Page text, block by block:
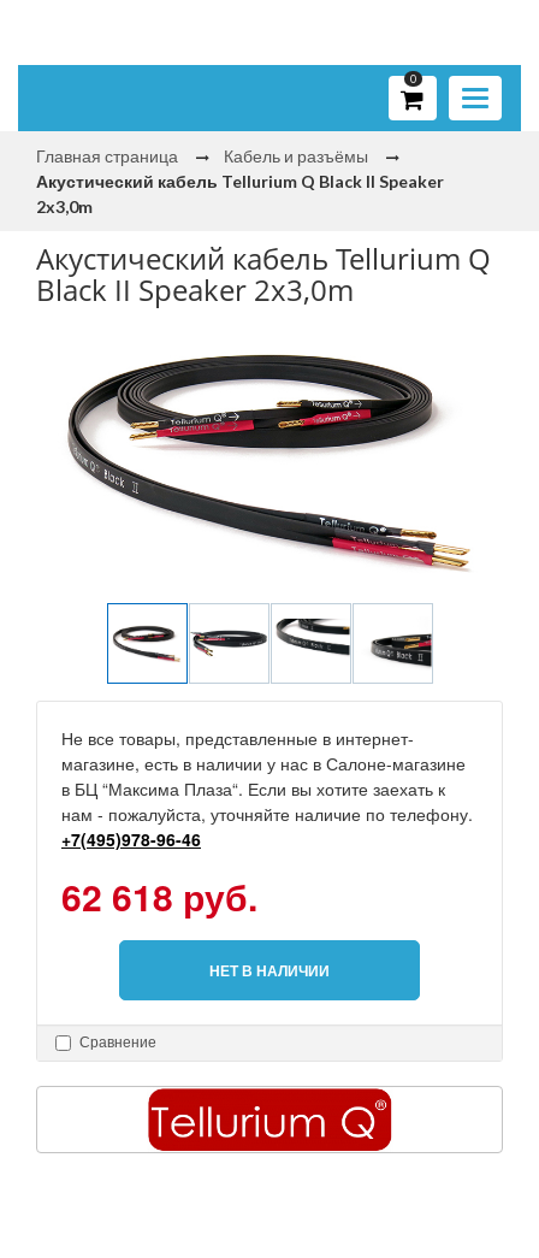
Toggle
0
Главная страница
Кабель и разъёмы
Акустический кабель Tellurium Q Black II Speaker
2x3,0m
Акустический кабель Tellurium Q
Black II Speaker 2x3,0m
Не все товары, представленные в интернет-
магазине, есть в наличии у нас в Салоне-магазине
в БЦ “Максима Плаза“. Если вы хотите заехать к
нам - пожалуйста, уточняйте наличие по телефону.
+7(495)978-96-46
62 618 руб.
НЕТ В НАЛИЧИИ
Сравнение